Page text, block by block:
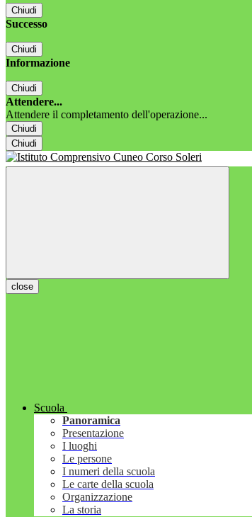
Chiudi
Successo
Chiudi
Informazione
Chiudi
Attendere...
Attendere il completamento dell'operazione...
Chiudi
Chiudi
close
Scuola
Panoramica
Presentazione
I luoghi
Le persone
I numeri della scuola
Le carte della scuola
Organizzazione
La storia